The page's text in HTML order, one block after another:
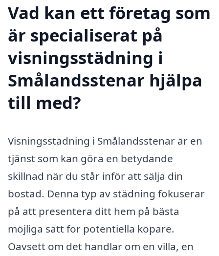
Vad kan ett företag som
är specialiserat på
visningsstädning i
Smålandsstenar hjälpa
till med?
Visningsstädning i Smålandsstenar är en
tjänst som kan göra en betydande
skillnad när du står inför att sälja din
bostad. Denna typ av städning fokuserar
på att presentera ditt hem på bästa
möjliga sätt för potentiella köpare.
Oavsett om det handlar om en villa, en